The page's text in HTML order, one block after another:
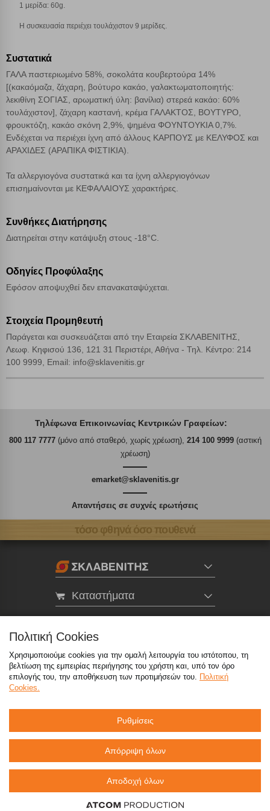
1 μερίδα: 60g.
Η συσκευασία περιέχει τουλάχιστον 9 μερίδες.
Συστατικά
ΓΑΛΑ παστεριωμένο 58%, σοκολάτα κουβερτούρα 14%
[(κακαόμαζα, ζάχαρη, βούτυρο κακάο, γαλακτωματοποιητής:
λεκιθίνη ΣΟΓΙΑΣ, αρωματική ύλη: βανίλια) στερεά κακάο: 60%
τουλάχιστον], ζάχαρη καστανή, κρέμα ΓΑΛΑΚΤΟΣ, ΒΟΥΤΥΡΟ,
φρουκτόζη, κακάο σκόνη 2,9%, ψημένα ΦΟΥΝΤΟΥΚΙΑ 0,7%.
Ενδέχεται να περιέχει ίχνη από άλλους ΚΑΡΠΟΥΣ με ΚΕΛΥΦΟΣ και
ΑΡΑΧΙΔΕΣ (ΑΡΑΠΙΚΑ ΦΙΣΤΙΚΙΑ).
Τα αλλεργιογόνα συστατικά και τα ίχνη αλλεργιογόνων
επισημαίνονται με ΚΕΦΑΛΑΙΟΥΣ χαρακτήρες.
Συνθήκες Διατήρησης
Διατηρείται στην κατάψυξη στους -18°C.
Οδηγίες Προφύλαξης
Εφόσον αποψυχθεί δεν επανακαταψύχεται.
Στοιχεία Προμηθευτή
Παράγεται και συσκευάζεται από την Εταιρεία ΣΚΛΑΒΕΝΙΤΗΣ,
Λεωφ. Κηφισού 136, 121 31 Περιστέρι, Αθήνα - Τηλ. Κέντρο: 214
100 9999, Email: info@sklavenitis.gr
Τηλέφωνα Επικοινωνίας Κεντρικών Γραφείων:
800 117 7777(μόνο από σταθερό, χωρίς χρέωση), 214 100 9999(αστική
χρέωση)
emarket@sklavenitis.gr
Απαντήσεις σε συχνές ερωτήσεις
τόσο φθηνά όσο πουθενά
Καταστήματα
800 117 7777 (μόνο από σταθερό, χωρίς χρέωση),
214 100 9999 (αστική χρέωση)
©2026 Όροι Χρήσης Πολιτική Απορρήτου
Πολιτική Cookies CCTV
Πολιτική Cookies
Χρησιμοποιούμε cookies για την ομαλή λειτουργία του ιστότοπου, τη
βελτίωση της εμπειρίας περιήγησης του χρήστη και, υπό τον όρο
επιλογής του, την αποθήκευση των προτιμήσεών του. Πολιτική
Cookies.
Ρυθμίσεις
Απόρριψη όλων
Αποδοχή όλων
Απολύτως απαραίτητα cookies
Απόρριψη όλων
Αποδοχή όλων